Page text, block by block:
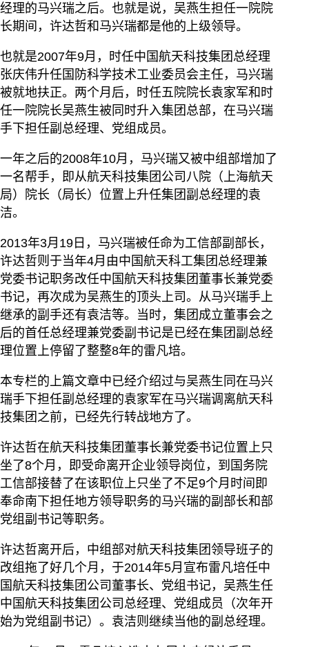
经理的马兴瑞之后。也就是说，吴燕生担任一院院
长期间，许达哲和马兴瑞都是他的上级领导。
也就是2007年9月，时任中国航天科技集团总经理
张庆伟升任国防科学技术工业委员会主任，马兴瑞
被就地扶正。两个月后，时任五院院长袁家军和时
任一院院长吴燕生被同时升入集团总部，在马兴瑞
手下担任副总经理、党组成员。
一年之后的2008年10月，马兴瑞又被中组部增加了
一名帮手，即从航天科技集团公司八院（上海航天
局）院长（局长）位置上升任集团副总经理的袁
洁。
2013年3月19日，马兴瑞被任命为工信部副部长，
许达哲则于当年4月由中国航天科工集团总经理兼
党委书记职务改任中国航天科技集团董事长兼党委
书记，再次成为吴燕生的顶头上司。从马兴瑞手上
继承的副手还有袁洁等。当时，集团成立董事会之
后的首任总经理兼党委副书记是已经在集团副总经
理位置上停留了整整8年的雷凡培。
本专栏的上篇文章中已经介绍过与吴燕生同在马兴
瑞手下担任副总经理的袁家军在马兴瑞调离航天科
技集团之前，已经先行转战地方了。
许达哲在航天科技集团董事长兼党委书记位置上只
坐了8个月，即受命离开企业领导岗位，到国务院
工信部接替了在该职位上只坐了不足9个月时间即
奉命南下担任地方领导职务的马兴瑞的副部长和部
党组副书记等职务。
许达哲离开后，中组部对航天科技集团领导班子的
改组拖了好几个月，于2014年5月宣布雷凡培任中
国航天科技集团公司董事长、党组书记，吴燕生任
中国航天科技集团公司总经理、党组成员（次年开
始为党组副书记）。袁洁则继续当他的副总经理。